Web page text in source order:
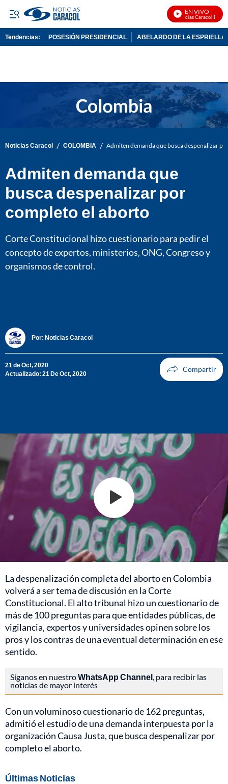
EN VIVO
Noticias Caracol En Vivo
Tendencias: POSESIÓN PRESIDENCIAL ABELARDO DE LA ESPRIELLA
Noticias Caracol / COLOMBIA / Admiten demanda que busca despenalizar
Admiten demanda que
busca despenalizar por
completo el aborto
Corte Constitucional hizo cuestionario para pedir el
concepto de expertos, ministerios, ONG, Congreso y
organismos de control.
Por: Noticias Caracol
21 de Oct, 2020
Actualizado: 21 De Oct, 2020
La despenalización completa del aborto en Colombia
volverá a ser tema de discusión en la Corte
Constitucional. El alto tribunal hizo un cuestionario de
más de 100 preguntas para que entidades públicas, de
vigilancia, expertos y universidades opinen sobre los
pros y los contras de una eventual determinación en ese
sentido.
Síganos en nuestroWhatsApp Channel , para recibir las
noticias de mayor interés
Con un voluminoso cuestionario de 162 preguntas,
admitió el estudio de una demanda interpuesta por la
organización Causa Justa, que busca despenalizar por
completo el aborto.
Últimas Noticias